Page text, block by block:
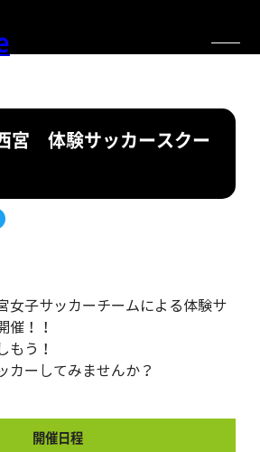
宮 体験サッカースクー
女子サッカーチームによる体験サ
催！！
もう！
カーしてみませんか？
開催日程